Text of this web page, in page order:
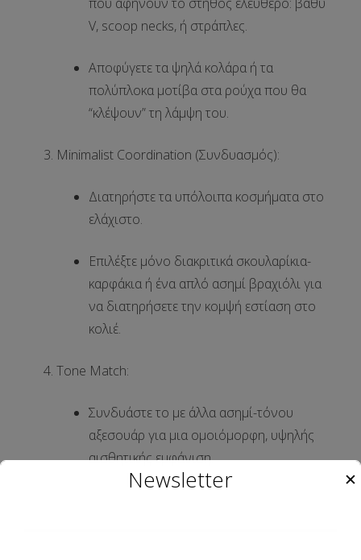
V, scoop necks, ή στράπλες.
Αποφύγετε τα ψηλά κολάρα ή τα
πολύπλοκα μοτίβα στα ρούχα που θα
“κλέψουν” τη λάμψη του.
Minimalist Coordination (Συνδυασμός):
Διατηρήστε τα υπόλοιπα κοσμήματα στο
ελάχιστο.
Επιλέξτε μόνο διακριτικά σκουλαρίκια-
καρφάκια ή ένα απλό ασημί βραχιόλιγια
να διατηρήσετε την κομψή εστίαση στο
κολιέ.
Tone Match:
Συνδυάστε το με άλλα ασημί-τόνου
αξεσουάρ για μια ομοιόμορφη, υψηλής
αισθητικής εμφάνιση.
Newsletter ✕